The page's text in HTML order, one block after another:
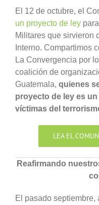
El 12 de octubre, el
un proyecto de leypara
Militares que sirvieron
Interno. Compartimos
La Convergencia por
coalición de
Guatemala, quienes
proyecto de ley es
víctimas del
LEA EL
Reafirmando
El pasado